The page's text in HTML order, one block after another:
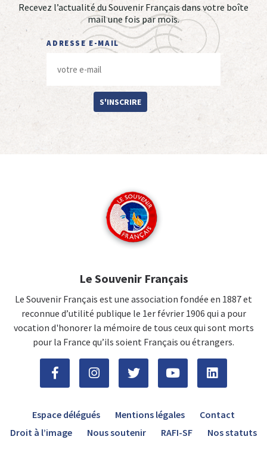
Recevez l’actualité du Souvenir Français dans votre boîte
mail une fois par mois.
ADRESSE E-MAIL
S'INSCRIRE
Le Souvenir Français
Le Souvenir Français est une association fondée en 1887 et
reconnue d’utilité publique le 1er février 1906 qui a pour
vocation d'honorer la mémoire de tous ceux qui sont morts
pour la France qu’ils soient Français ou étrangers.
Espace délégués Mentions légales
Contact
Droit à l’image
Nous soutenir RAFI-SF Nos statuts